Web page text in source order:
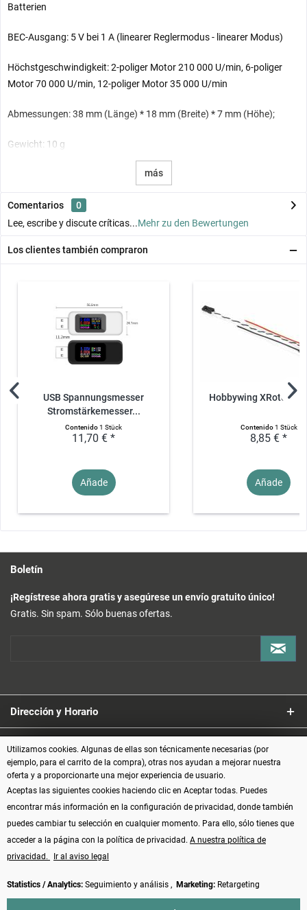
Batterien
BEC-Ausgang: 5 V bei 1 A (linearer Reglermodus - linearer Modus)
Höchstgeschwindigkeit: 2-poliger Motor 210 000 U/min, 6-poliger
Motor 70 000 U/min, 12-poliger Motor 35 000 U/min
Abmessungen: 38 mm (Länge) * 18 mm (Breite) * 7 mm (Höhe);
Gewicht: 10 g
más
Comentarios
0
Lee, escribe y discute críticas...Mehr zu den Bewertungen
Los clientes también compraron
USB Spannungsmesser
Stromstärkemesser...
Contenido1 Stück
11,70 € *
Añade
Hobbywing XRotor
Contenido1 Stück
8,85 € *
Añade
Boletín
¡Regístrese ahora gratis y asegúrese un envío gratuito único!
Gratis. Sin spam. Sólo buenas ofertas.
Dirección y Horario
Servicio
Información
Formas de pago
Utilizamos cookies. Algunas de ellas son técnicamente necesarias (por
ejemplo, para el carrito de la compra), otras nos ayudan a mejorar nuestra
oferta y a proporcionarte una mejor experiencia de usuario.
Aceptas las siguientes cookies haciendo clic en Aceptar todas. Puedes
encontrar más información en la configuración de privacidad, donde también
puedes cambiar tu selección en cualquier momento. Para ello, sólo tienes que
acceder a la página con la política de privacidad. A nuestra política de
privacidad.
Ir al aviso legal
Statistics / Analytics: Seguimiento y análisis , Marketing: Retargeting